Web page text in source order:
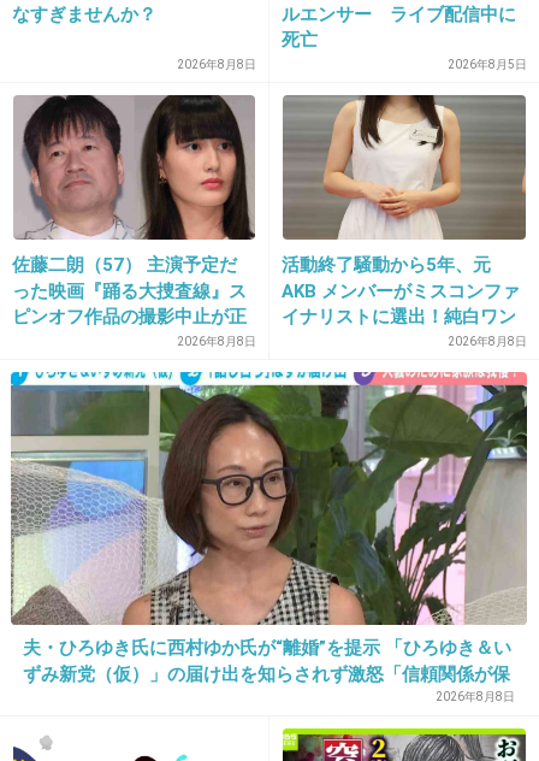
2019/10/24(木) 17:10:44
55件の返信
+834
16. 匿名2019/10/24(木) 17:10:55
トピついにたったのかー…
このまま流れるかと思ってた。
+230
17. 匿名2019/10/24(木) 17:11:03
なすぎませんか？
2026年8月8日
ルエンサー ライブ配信中に
死亡
2026年8月5日
佐藤二朗（57） 主演予定だ
った映画『踊る大捜査線』ス
ピンオフ作品の撮影中止が正
2026年8月8日
活動終了騒動から5年、元
AKB メンバーがミスコンファ
イナリストに選出！純白ワン
2026年8月8日
夫・ひろゆき氏に西村ゆか氏が“離婚”を提示 「ひろゆき＆い
ずみ新党（仮）」の届け出を知らされず激怒「信頼関係が保
2026年8月8日